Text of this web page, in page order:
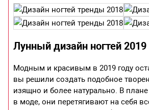
Лунный дизайн ногтей
Модным и красивым в 2019 году
вы решили создать подобное
изящно и более натурально. В
в моде, они перетягивают на себя